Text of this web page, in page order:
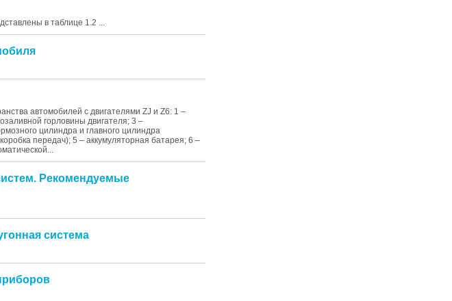
в таблице 1.2 ...
автомобилей с двигателями ZJ и Z6: 1 –
горловины двигателя; 3 –
цилиндра и главного цилиндра
передач); 5 – аккумуляторная батарея; 6 –
Рекомендуемые
система